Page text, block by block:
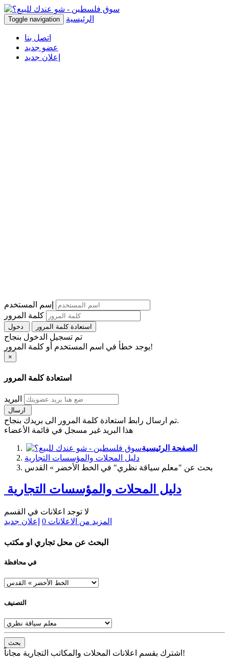
Toggle navigation الرئيسية
اتصل بنا
عضو جديد
إعلان جديد
إسم المستخدم
كلمة المرور
استعادة كلمة المرور
تم تسجيل الدخول بنجاح
يوجد خطأ في اسم المستخدم أو كلمة المرور!
×
استعادة كلمة المرور
البريد
تم ارسال رابط استعادة كلمة المرور الى بريدك بنجاح.
هذا البريد غير مسجل في قائمة الأعضاء
الصفحة الرئيسية
دليل المحلات والمؤسسات التجارية
بحث عن "معلم سياقة نظري" في الخط الأخضر » القدس
دليل المحلات والمؤسسات التجارية
لا توجد اعلانات في القسم
المزيد من الاعلانات 0 إعلان جديد
البحث عن محل تجاري او مكتب
في محافظة
التصنيف
بحث
اشترك بقسم اعلانات المحلات والمكاتب التجارية مجاناً!